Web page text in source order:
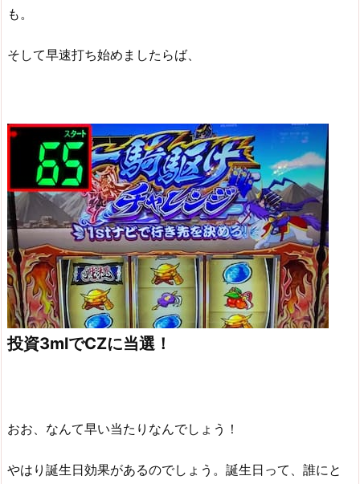
も。
そして早速打ち始めましたらば、
投資3mlでCZに当選！
おお、なんて早い当たりなんでしょう！
やはり誕生日効果があるのでしょう。誕生日って、誰にと